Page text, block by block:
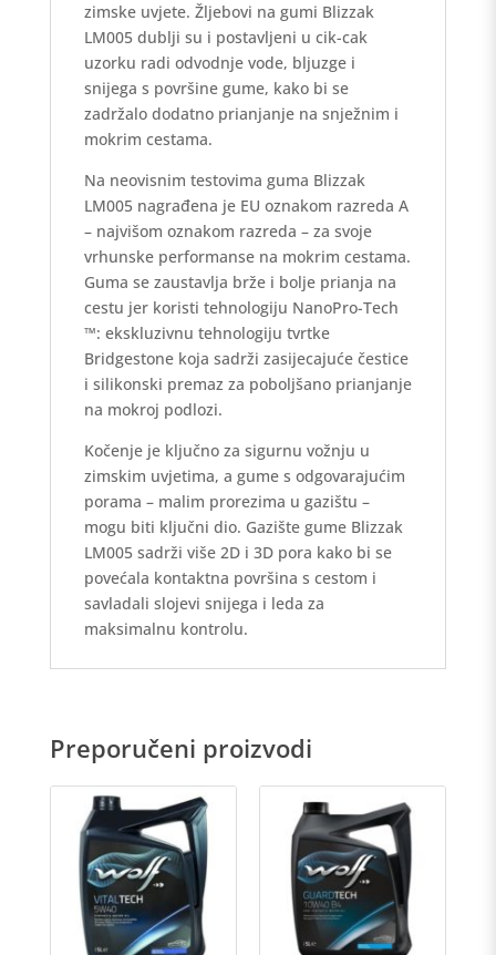
zimske uvjete. Žljebovi na gumi Blizzak
LM005 dublji su i postavljeni u cik-cak
uzorku radi odvodnje vode, bljuzge i
snijega s površine gume, kako bi se
zadržalo dodatno prianjanje na snježnim i
mokrim cestama.
Na neovisnim testovima guma Blizzak
LM005 nagrađena je EU oznakom razreda A
– najvišom oznakom razreda – za svoje
vrhunske performanse na mokrim cestama.
Guma se zaustavlja brže i bolje prianja na
cestu jer koristi tehnologiju NanoPro-Tech
™: ekskluzivnu tehnologiju tvrtke
Bridgestone koja sadrži zasijecajuće čestice
i silikonski premaz za poboljšano prianjanje
na mokroj podlozi.
Kočenje je ključno za sigurnu vožnju u
zimskim uvjetima, a gume s odgovarajućim
porama – malim prorezima u gazištu –
mogu biti ključni dio. Gazište gume Blizzak
LM005 sadrži više 2D i 3D pora kako bi se
povećala kontaktna površina s cestom i
savladali slojevi snijega i leda za
maksimalnu kontrolu.
Preporučeni proizvodi